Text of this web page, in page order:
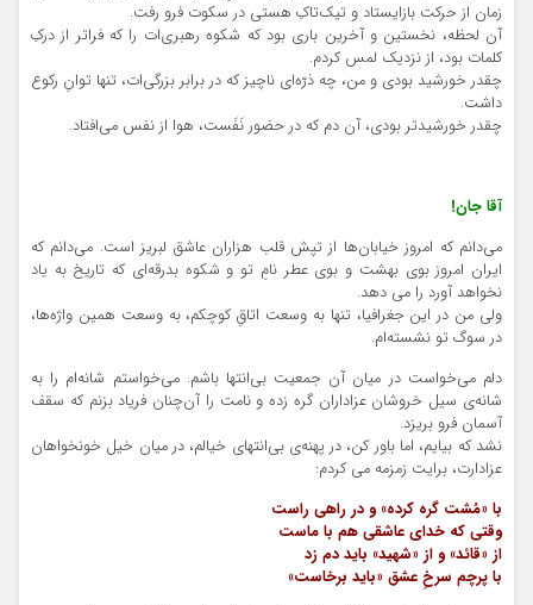
زمان از حرکت بازایستاد و تیک‌تاکِ هستی در سکوت فرو رفت.
آن لحظه، نخستین و آخرین باری بود که شکوه رهبری‌ات را که فراتر از درکِ
کلمات بود، از نزدیک لمس کردم.
چقدر خورشید بودی و من، چه ذرّه‌ای ناچیز که در برابر بزرگی‌ات، تنها توانِ رکوع
داشت.
چقدر خورشیدتر بودی، آن دم که در حضور نَفَست، هوا از نفس می‌افتاد.
آقا جان!
می‌دانم که امروز خیابان‌ها از تپش قلب هزاران عاشق لبریز است. می‌دانم که
ایران امروز بوی بهشت و بوی عطر نامِ تو و شکوه بدرقه‌ای که تاریخ به یاد
نخواهد آورد را می دهد.
ولی من در این جغرافیا، تنها به وسعت اتاقِ کوچکم، به وسعت همین واژه‌ها،
در سوگ تو نشسته‌ام.
دلم می‌خواست در میان آن جمعیت بی‌انتها باشم. می‌خواستم شانه‌ام را به
شانه‌ی سیل خروشان عزاداران گره زده و نامت را آن‌چنان فریاد بزنم که سقف
آسمان فرو بریزد.
نشد که بیایم، اما باور کن، در پهنه‌ی بی‌انتهای خیالم، در میان خیل خونخواهان
عزادارت، برایت زمزمه می کردم:
با «مُشت گره کرده» و در راهی راست
وقتی که خدای عاشقی هم با ماست
از «قائد» و از «شهید» باید دم زد
با پرچم سرخِ عشق «باید برخاست»